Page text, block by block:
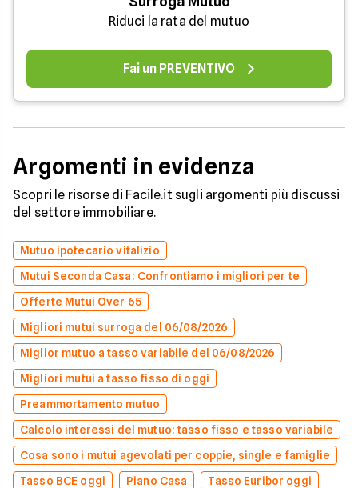
Riduci la rata del mutuo
Fai un PREVENTIVO
Argomenti in evidenza
Scopri le risorse di Facile.it sugli argomenti più discussi
del settore immobiliare.
Mutuo ipotecario vitalizio
Mutui Seconda Casa: Confrontiamo i migliori per te
Offerte Mutui Over 65
Migliori mutui surroga del 06/08/2026
Miglior mutuo a tasso variabile del 06/08/2026
Migliori mutui a tasso fisso di oggi
Preammortamento mutuo
Calcolo interessi del mutuo: tasso fisso e tasso variabile
Cosa sono i mutui agevolati per coppie, single e famiglie
Tasso BCE oggi
Piano Casa Tasso Euribor oggi